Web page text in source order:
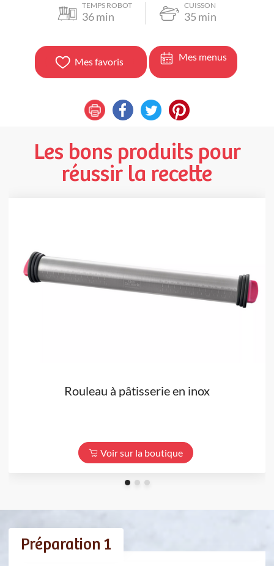
TEMPS ROBOT
36min
CUISSON
35 min
Mes favoris Mes menus
Les bons produits pour
réussir la recette
Rouleau à pâtisserie en inox
Voir sur la boutique
Préparation 1